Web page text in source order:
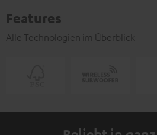
Features
Alle Technologien im Überblick